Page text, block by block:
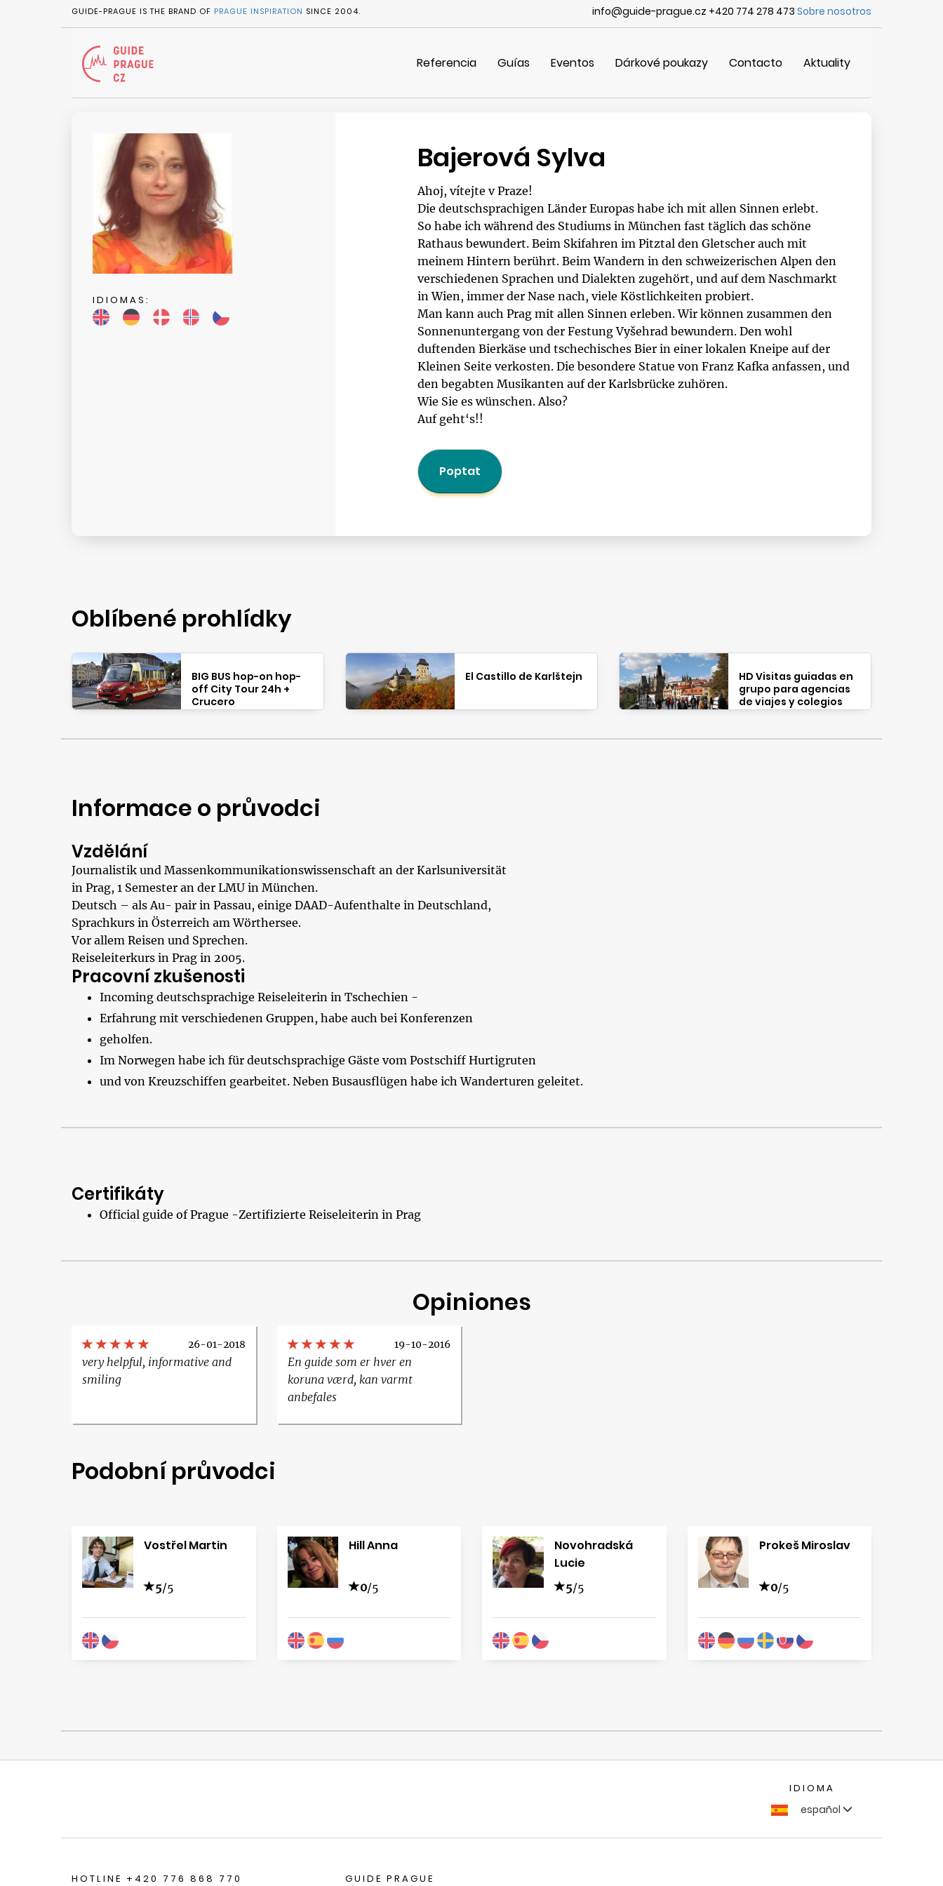
GUIDE-PRAGUE IS THE BRAND OF PRAGUE INSPIRATION SINCE 2004. info@guide-prague.cz +420 774 278 473 Sobre nosotros
Referencia Guías Eventos Dárkové poukazy Contacto Aktuality
IDIOMAS:
Bajerová Sylva
Ahoj, vítejte v Praze!
Die deutschsprachigen Länder Europas habe ich mit allen Sinnen erlebt.
So habe ich während des Studiums in München fast täglich das schöne
Rathaus bewundert. Beim Skifahren im Pitztal den Gletscher auch mit
meinem Hintern berührt. Beim Wandern in den schweizerischen Alpen den
verschiedenen Sprachen und Dialekten zugehört, und auf dem Naschmarkt
in Wien, immer der Nase nach, viele Köstlichkeiten probiert.
Man kann auch Prag mit allen Sinnen erleben. Wir können zusammen den
Sonnenuntergang von der Festung Vyšehrad bewundern. Den wohl
duftenden Bierkäse und tschechisches Bier in einer lokalen Kneipe auf der
Kleinen Seite verkosten. Die besondere Statue von Franz Kafka anfassen, und
den begabten Musikanten auf der Karlsbrücke zuhören.
Wie Sie es wünschen. Also?
Auf geht‘s!!
Poptat
Oblíbené prohlídky
BIG BUS hop-on hop-
off City Tour 24h +
Crucero
El Castillo de Karlštejn
HD Visitas guiadas en
grupo para agencias
de viajes y colegios
Informace o průvodci
Vzdělání
Journalistik und Massenkommunikationswissenschaft an der Karlsuniversität
in Prag, 1 Semester an der LMU in München.
Deutsch – als Au- pair in Passau, einige DAAD-Aufenthalte in Deutschland,
Sprachkurs in Österreich am Wörthersee.
Vor allem Reisen und Sprechen.
Reiseleiterkurs in Prag in 2005.
Pracovní zkušenosti
Incoming deutschsprachige Reiseleiterin in Tschechien -
Erfahrung mit verschiedenen Gruppen, habe auch bei Konferenzen
geholfen.
Im Norwegen habe ich für deutschsprachige Gäste vom Postschiff Hurtigruten
und von Kreuzschiffen gearbeitet. Neben Busausflügen habe ich Wanderturen geleitet.
Certifikáty
Official guide of Prague -Zertifizierte Reiseleiterin in Prag
Opiniones
26-01-2018
very helpful, informative and
smiling
19-10-2016
En guide som er hver en
koruna værd, kan varmt
anbefales
Podobní průvodci
Vostřel Martin
5/5
Hill Anna
0/5
Novohradská
Lucie
5/5
Prokeš Miroslav
0/5
IDIOMA
español
HOTLINE +420 776 868 770 GUIDE PRAGUE